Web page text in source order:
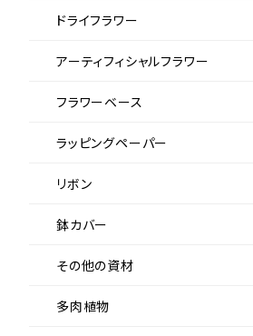
ドライフラワー
アーティフィシャルフラワー
フラワーベース
ラッピングペーパー
リボン
鉢カバー
その他の資材
多肉植物